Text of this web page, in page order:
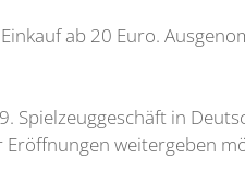
ab 20 Euro.
in
weitergeben